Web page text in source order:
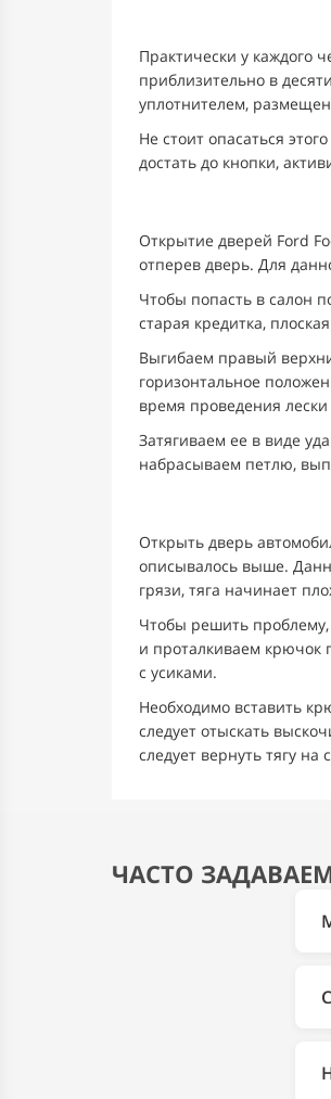
Практически у каждого
приблизительно в
уплотнителем,
Не стоит опасаться
достать до кнопки,
Открытие дверей Ford
отперев дверь. Для
Чтобы попасть в салон
старая кредитка,
Выгибаем правый
горизонтальное
время проведения
Затягиваем ее в виде
набрасываем петлю,
Открыть дверь
описывалось выше.
грязи, тяга начинает
Чтобы решить
и проталкиваем крючок
с усиками.
Необходимо вставить
следует отыскать
следует вернуть тягу
ЧАСТО